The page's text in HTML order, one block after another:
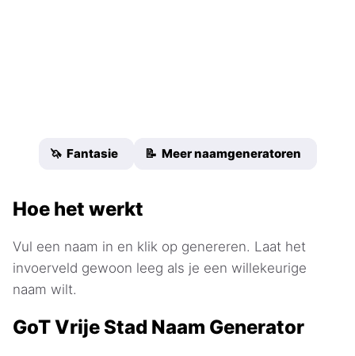
🦄 Fantasie 📝 Meer naamgeneratoren
Hoe het werkt
Vul een naam in en klik op genereren. Laat het
invoerveld gewoon leeg als je een willekeurige
naam wilt.
GoT Vrije Stad Naam Generator